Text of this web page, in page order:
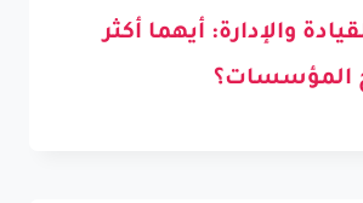
والإدارة: أيهما أكثر
المؤسسات؟